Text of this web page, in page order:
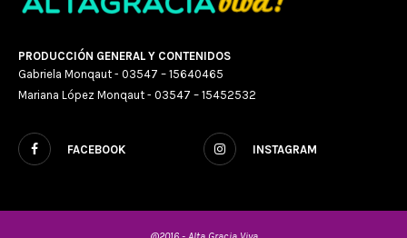
PRODUCCIÓN GENERAL Y CONTENIDOS
Gabriela Monqaut - 03547 – 15640465
Mariana López Monqaut - 03547 – 15452532
FACEBOOK INSTAGRAM